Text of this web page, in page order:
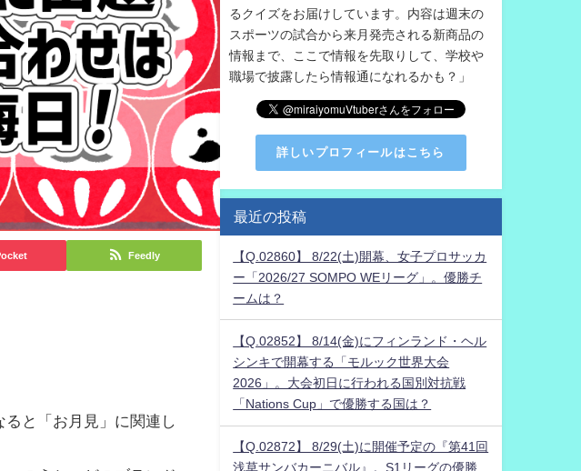
Feedly
と「お月見」に関連し
るクイズをお届けしています。内容は週末の
スポーツの試合から来月発売される新商品の
情報まで、ここで情報を先取りして、学校や
職場で披露したら情報通になれるかも？」
詳しいプロフィールはこちら
最近の投稿
【Q.02860】 8/22(土)開幕、女子プロサッカ
ー「2026/27 SOMPO WEリーグ」。優勝チ
ームは？
【Q.02852】 8/14(金)にフィンランド・ヘル
シンキで開幕する「モルック世界大会
2026」。大会初日に行われる国別対抗戦
「Nations Cup」で優勝する国は？
【Q.02872】 8/29(土)に開催予定の『第41回
浅草サンバカーニバル』。S1リーグの優勝